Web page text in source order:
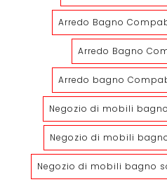
Arredo Bagno
Arredo Bagno
Arredo bagno
Negozio di mobili
Negozio di mobili
Negozio di mobili bagno